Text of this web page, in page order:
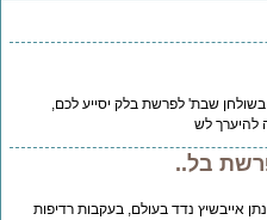
שבת' לפרשת בלק יסייע לכם,
בל..
נדד בעולם, בעקבות רדיפות